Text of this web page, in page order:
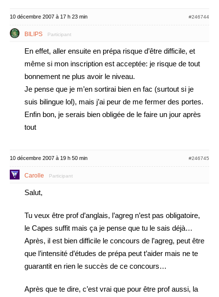
10 décembre 2007 à 17 h 23 min #246744
BILIPS Participant
En effet, aller ensuite en prépa risque d’être difficile, et
même si mon inscription est acceptée: je risque de tout
bonnement ne plus avoir le niveau.
Je pense que je m’en sortirai bien en fac (surtout si je
suis bilingue lol), mais j’ai peur de me fermer des portes.
Enfin bon, je serais bien obligée de le faire un jour après
tout
10 décembre 2007 à 19 h 50 min #246745
Carolle Participant
Salut,
Tu veux être prof d’anglais, l’agreg n’est pas obligatoire,
le Capes suffit mais ça je pense que tu le sais déjà…
Après, il est bien difficile le concours de l’agreg, peut être
que l’intensité d’études de prépa peut t’aider mais ne te
guarantit en rien le succès de ce concours…
Après que te dire, c’est vrai que pour être prof aussi, la